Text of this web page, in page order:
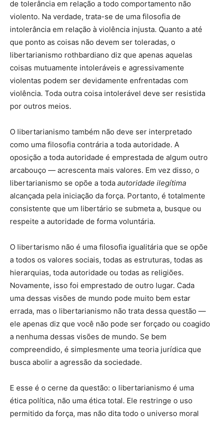
de tolerância em relação a todo comportamento não
violento. Na verdade, trata-se de uma filosofia de
intolerância em relação à violência injusta. Quanto a até
que ponto as coisas não devem ser toleradas, o
libertarianismo rothbardiano diz que apenas aquelas
coisas mutuamente intoleráveis e agressivamente
violentas podem ser devidamente enfrentadas com
violência. Toda outra coisa intolerável deve ser resistida
por outros meios.
O libertarianismo também não deve ser interpretado
como uma filosofia contrária a toda autoridade. A
oposição a toda autoridade é emprestada de algum outro
arcabouço — acrescenta mais valores. Em vez disso, o
libertarianismo se opõe a toda autoridade ilegítima
alcançada pela iniciação da força. Portanto, é totalmente
consistente que um libertário se submeta a, busque ou
respeite a autoridade de forma voluntária.
O libertarismo não é uma filosofia igualitária que se opõe
a todos os valores sociais, todas as estruturas, todas as
hierarquias, toda autoridade ou todas as religiões.
Novamente, isso foi emprestado de outro lugar. Cada
uma dessas visões de mundo pode muito bem estar
errada, mas o libertarianismo não trata dessa questão —
ele apenas diz que você não pode ser forçado ou coagido
a nenhuma dessas visões de mundo. Se bem
compreendido, é simplesmente uma teoria jurídica que
busca abolir a agressão da sociedade.
E esse é o cerne da questão: o libertarianismo é uma
ética política, não uma ética total. Ele restringe o uso
permitido da força, mas não dita todo o universo moral